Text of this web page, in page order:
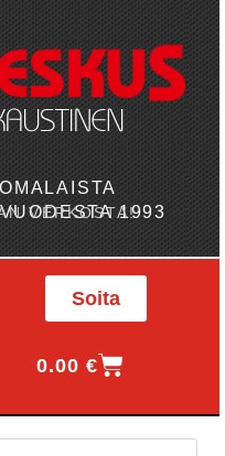
1993
VERKOSTA!
Soita
0.00€